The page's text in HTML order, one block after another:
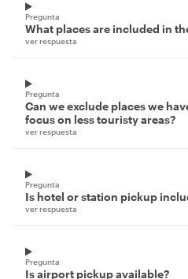
Pregunta
What places are included in
ver respuesta
Pregunta
Can we exclude places we
focus on less touristy areas?
ver respuesta
Pregunta
Is hotel or station pickup
ver respuesta
Pregunta
Is airport pickup available?